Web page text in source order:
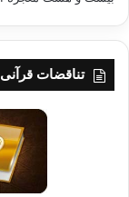
تناقضات قرآنی